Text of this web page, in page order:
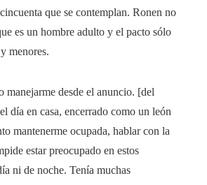
que se contemplan. Ronen no
es un hombre adulto y el pacto sólo
menores.
manejarme desde el anuncio. [del
día en casa, encerrado como un león
mantenerme ocupada, hablar con la
estar preocupado en estos
ni de noche. Tenía muchas